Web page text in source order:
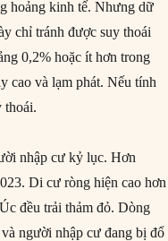
hoảng kinh tế. Nhưng dữ
chỉ tránh được suy thoái
0,2% hoặc ít hơn trong
cao và lạm phát. Nếu tính
thoái.
nhập cư kỷ lục. Hơn
Di cư ròng hiện cao hơn
đều trải thảm đỏ. Dòng
người nhập cư đang bị đổ